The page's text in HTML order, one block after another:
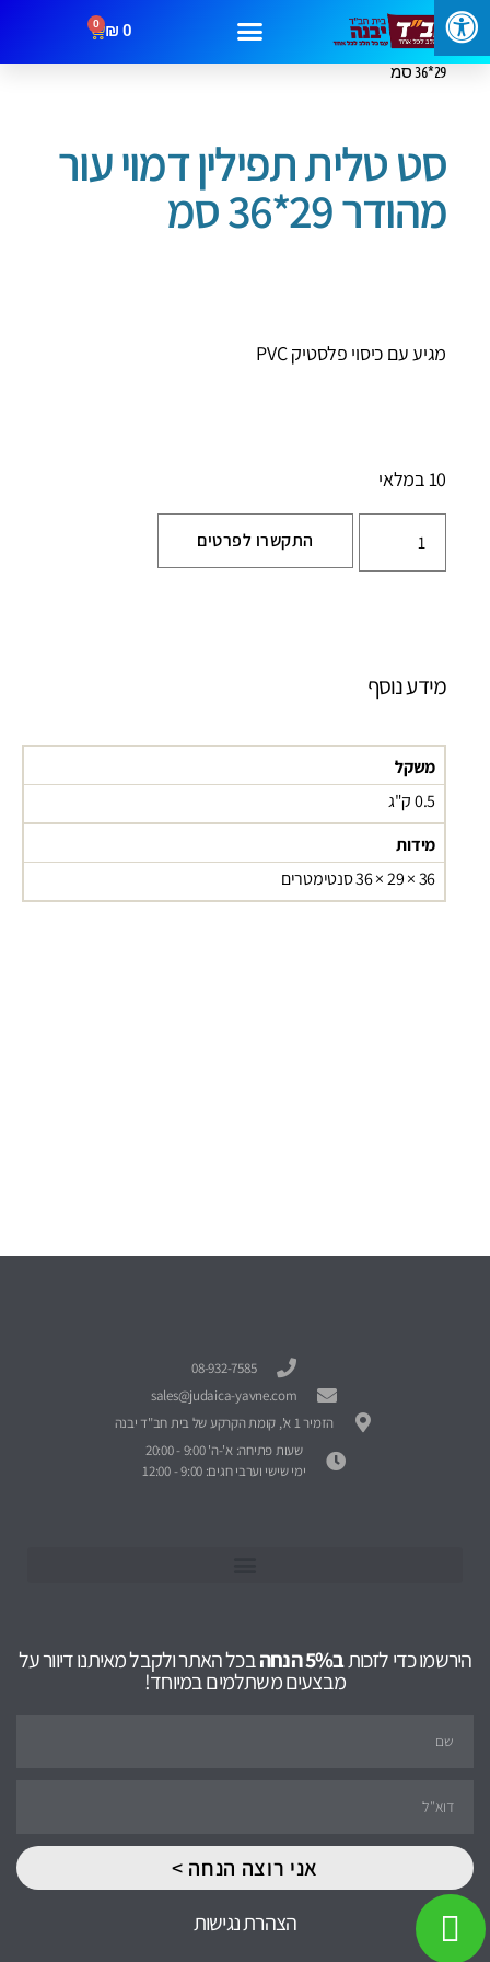
0
₪
0
עמוד הבית/תיקים לטלית ותפילין/ סט טלית תפילין דמוי עור מהודר
29*36 סמ
סט טלית תפילין דמוי עור
מהודר 29*36 סמ
מגיע עם כיסוי פלסטיק PVC
10 במלאי
התקשרו לפרטים
מידע נוסף
משקל
0.5 ק"ג
מידות
36 × 29 × 36 סנטימטרים
08-932-7585
sales@judaica-yavne.com
הזמיר 1 א', קומת הקרקע של בית חב"ד יבנה
שעות פתיחה: א'-ה' 9:00 - 20:00
ימי שישי וערבי חגים: 9:00 - 12:00
הירשמו כדי לזכותב5% הנחה בכל האתר ולקבל מאיתנו דיוור על
מבצעים משתלמים במיוחד!
אני רוצה הנחה >
הצהרת נגישות